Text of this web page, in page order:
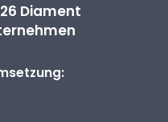
Diament